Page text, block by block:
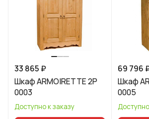
33 865 ₽
Шкаф ARMOIRETTE 2P
0003
Доступно к заказу
69 796
Шкаф
0005